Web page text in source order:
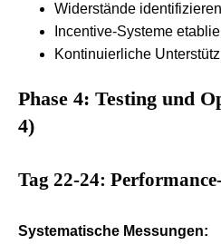
Widerstände
Incentive-Systeme
Kontinuierliche
Phase 4: Testing und
4)
Tag 22-24:
Systematische Messungen: